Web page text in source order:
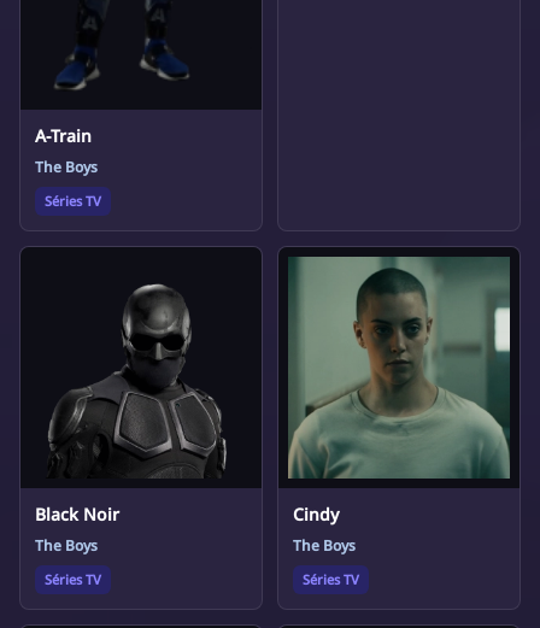
A-Train
The Boys
Séries TV
Black Noir
The Boys
Séries TV
Cindy
The Boys
Séries TV